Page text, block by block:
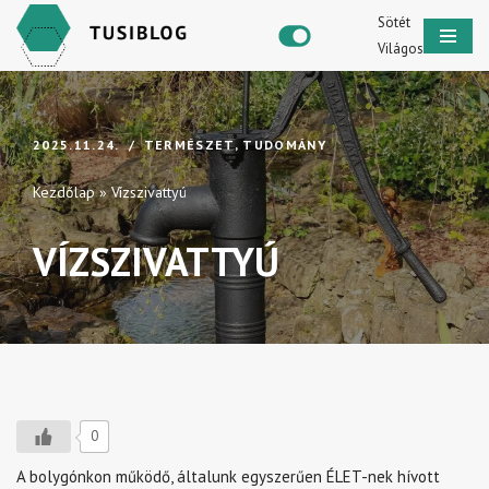
Skip
to
content
Sötét
Világos
2025.11.24. TERMÉSZET,TUDOMÁNY
Kezdőlap»Vízszivattyú
VÍZSZIVATTYÚ
0
A bolygónkon működő, általunk egyszerűen ÉLET-nek hívott